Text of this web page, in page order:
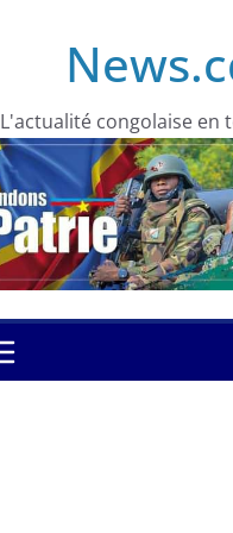
L'actualité congolaise en